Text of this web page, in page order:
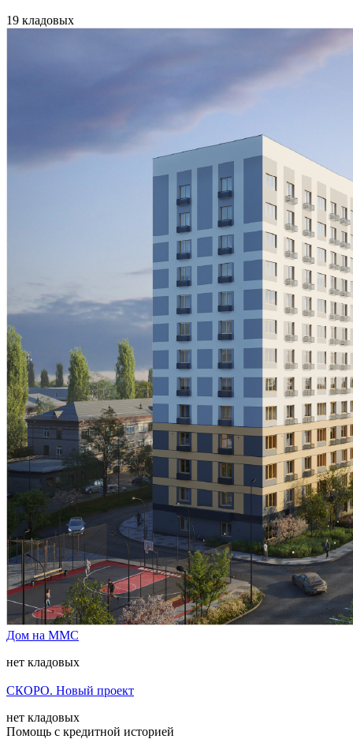
19 кладовых
Дом на ММС
нет кладовых
СКОРО. Новый проект
нет кладовых
Помощь с кредитной историей